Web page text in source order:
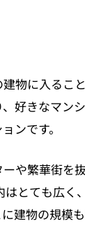
物に入るこ
好きなマン
ンです。
や繁華街を
はとても広
建物の規模